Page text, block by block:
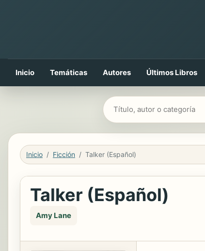
Inicio Temáticas Autores Últimos Libros
Buscar libros
Inicio Ficción Talker (Español)
Talker (Español)
Amy Lane